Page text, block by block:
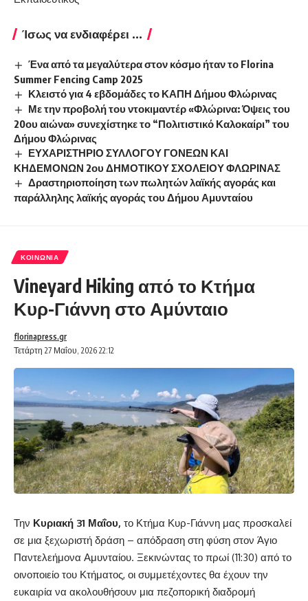
Ίσως να ενδιαφέρει ...
Ένα από τα μεγαλύτερα στον κόσμο ήταν το Florina
Summer Fencing Camp 2025
Κλειστό για 4 εβδομάδες το ΚΑΠΗ Δήμου Φλώρινας
Με την προβολή του ντοκιμαντέρ «Φλώρινα: Όψεις του
20ου αιώνα» συνεχίστηκε το “Πολιτιστικό Καλοκαίρι” του
Δήμου Φλώρινας
ΕΥΧΑΡΙΣΤΗΡΙΟ ΣΥΛΛΟΓΟΥ ΓΟΝΕΩΝ ΚΑΙ
ΚΗΔΕΜΟΝΩΝ 2ου ΔΗΜΟΤΙΚΟΥ ΣΧΟΛΕΙΟΥ ΦΛΩΡΙΝΑΣ
Δραστηριοποίηση των πωλητών λαϊκής αγοράς και
παράλληλης λαϊκής αγοράς του Δήμου Αμυνταίου
ΚΟΙΝΩΝΊΑ
Vineyard Hiking από το Κτήμα
Κυρ-Γιάννη στο Αμύνταιο
Τετάρτη 27 Μαΐου, 2026 22:12
florinapress.gr
Την Κυριακή 31 Μαΐου, το Κτήμα Κυρ-Γιάννη μας προσκαλεί
σε μια ξεχωριστή δράση – απόδραση στη φύση στον Άγιο
Παντελεήμονα Αμυνταίου. Ξεκινώντας το πρωί (11:30) από το
οινοποιείο του Κτήματος, οι συμμετέχοντες θα έχουν την
ευκαιρία να ακολουθήσουν μια πεζοπορική διαδρομή